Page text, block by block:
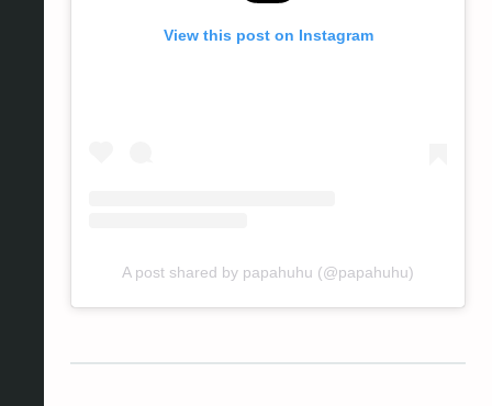
View this post on Instagram
A post shared by papahuhu (@papahuhu)